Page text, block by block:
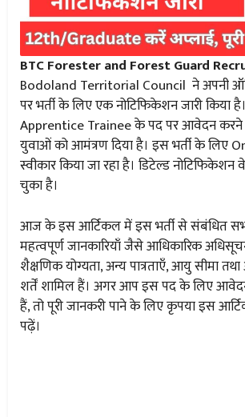
BTC Forester and Forest Guard
Bodoland Territorial Council ने अपनी
पर भर्ती के लिए एक नोटिफिकेशन जारी किया
Apprentice Trainee के पद पर आवेदन
युवाओं को आमंत्रण दिया है। इस भर्ती के लिए
स्वीकार किया जा रहा है। डिटेल्ड नोटिफिकेशन
चुका है।
आज के इस आर्टिकल में इस भर्ती से संबंधित
महत्वपूर्ण जानकारियाँ जैसे आधिकारिक
शैक्षणिक योग्यता, अन्य पात्रताएँ, आयु सीमा
शर्तें शामिल हैं। अगर आप इस पद के लिए
हैं, तो पूरी जानकरी पाने के लिए कृपया इस
पढ़ें।